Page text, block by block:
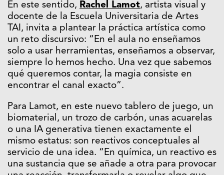
En este sentido, Rachel Lamot, artista visual y
docente de la Escuela Universitaria de Artes
TAI, invita a plantear la práctica artística como
un reto discursivo: “En el aula no enseñamos
solo a usar herramientas, enseñamos a observar,
siempre lo hemos hecho. Una vez que sabemos
qué queremos contar, la magia consiste en
encontrar el canal exacto”.
Para Lamot, en este nuevo tablero de juego, un
biomaterial, un trozo de carbón, unas acuarelas
o una IA generativa tienen exactamente el
mismo estatus: son reactivos conceptuales al
servicio de una idea. “En química, un reactivo es
una sustancia que se añade a otra para provocar